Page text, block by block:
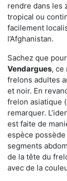
rendre dans les
tropical ou
facilement
l’Afghanistan.
Sachez que pour
Vendargues, ce
frelons adultes
et noir. En
frelon asiatique (
remarquer.
est faite de
espèce
segments
de la tête du
avec de la